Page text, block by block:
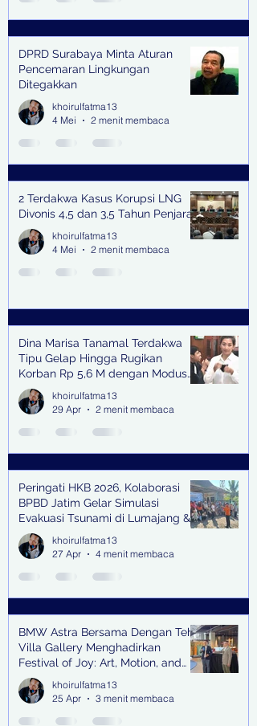
DPRD Surabaya Minta Aturan
Pencemaran Lingkungan
Ditegakkan
khoirulfatma13
4 Mei
2 menit membaca
2 Terdakwa Kasus Korupsi LNG
Divonis 4,5 dan 3,5 Tahun Penjara
khoirulfatma13
4 Mei
2 menit membaca
Dina Marisa Tanamal Terdakwa
Tipu Gelap Hingga Rugikan
Korban Rp 5,6 M dengan Modus
Kerja Sama Impor Bodong
khoirulfatma13
29 Apr
2 menit membaca
Peringati HKB 2026, Kolaborasi
BPBD Jatim Gelar Simulasi
Evakuasi Tsunami di Lumajang &
Trenggalek
khoirulfatma13
27 Apr
4 menit membaca
BMW Astra Bersama Dengan Teh
Villa Gallery Menghadirkan
Festival of Joy: Art, Motion, and
Scent
khoirulfatma13
25 Apr
3 menit membaca